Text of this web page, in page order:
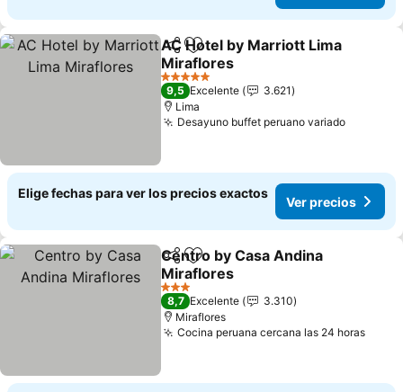
CompartirAgregar a favoritos
AC Hotel by Marriott Lima
Miraflores
Ver precios
5 Estrellas
9,5 Excelente
3.621
Lima
Desayuno buffet peruano variadoVer
Elige fechas para ver los precios exactos
Ver precios
CompartirAgregar a favoritos
Centro by Casa Andina
Miraflores
Ver precios
3 Estrellas
8,7 Excelente
3.310
Miraflores
Cocina peruana cercana las 24 horasVer